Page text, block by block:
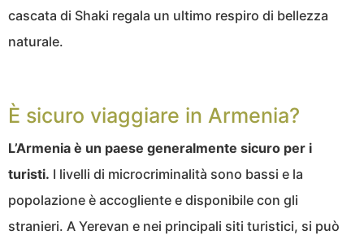
cascata di Shaki regala un ultimo respiro di bellezza
naturale.
È sicuro viaggiare in Armenia?
L’Armenia è un paese generalmente sicuro per i
turisti. I livelli di microcriminalità sono bassi e la
popolazione è accogliente e disponibile con gli
stranieri. A Yerevan e nei principali siti turistici, si può